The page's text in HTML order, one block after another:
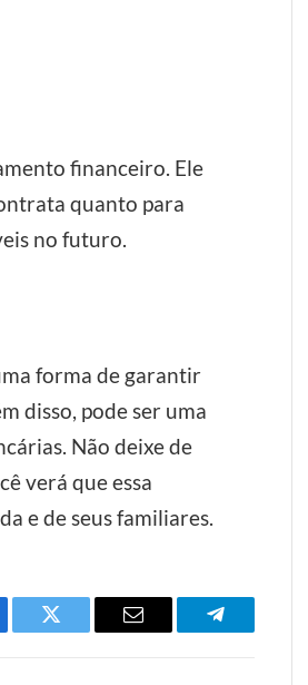
financeiro. Ele
quanto para
no futuro.
forma de garantir
disso, pode ser uma
Não deixe de
verá que essa
e de seus familiares.
Twitter Email Telegram